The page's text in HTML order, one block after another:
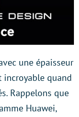
une épaisseur
incroyable quand
Rappelons que
Huawei,